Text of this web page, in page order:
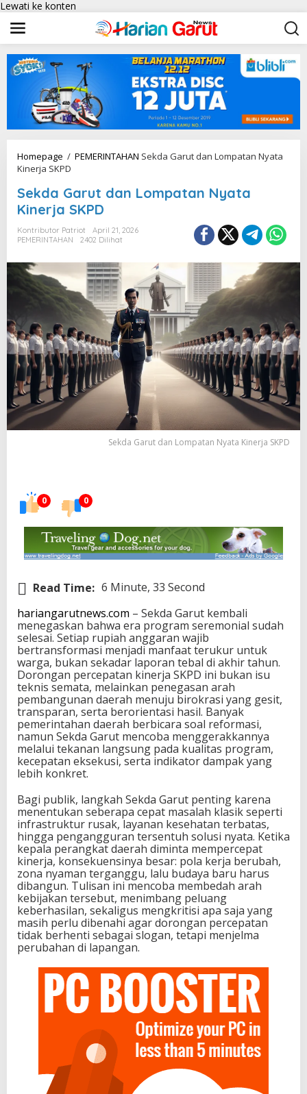
Lewati ke konten
Homepage / PEMERINTAHAN Sekda Garut dan Lompatan Nyata
Kinerja SKPD
Sekda Garut dan Lompatan Nyata
Kinerja SKPD
Kontributor Patriot
April 21, 2026
PEMERINTAHAN
2402 Dilihat
Sekda Garut dan Lompatan Nyata Kinerja SKPD
0 0
Read Time: 6 Minute, 33 Second
hariangarutnews.com – Sekda Garut kembali
menegaskan bahwa era program seremonial sudah
selesai. Setiap rupiah anggaran wajib
bertransformasi menjadi manfaat terukur untuk
warga, bukan sekadar laporan tebal di akhir tahun.
Dorongan percepatan kinerja SKPD ini bukan isu
teknis semata, melainkan penegasan arah
pembangunan daerah menuju birokrasi yang gesit,
transparan, serta berorientasi hasil. Banyak
pemerintahan daerah berbicara soal reformasi,
namun Sekda Garut mencoba menggerakkannya
melalui tekanan langsung pada kualitas program,
kecepatan eksekusi, serta indikator dampak yang
lebih konkret.
Bagi publik, langkah Sekda Garut penting karena
menentukan seberapa cepat masalah klasik seperti
infrastruktur rusak, layanan kesehatan terbatas,
hingga pengangguran tersentuh solusi nyata. Ketika
kepala perangkat daerah diminta mempercepat
kinerja, konsekuensinya besar: pola kerja berubah,
zona nyaman terganggu, lalu budaya baru harus
dibangun. Tulisan ini mencoba membedah arah
kebijakan tersebut, menimbang peluang
keberhasilan, sekaligus mengkritisi apa saja yang
masih perlu dibenahi agar dorongan percepatan
tidak berhenti sebagai slogan, tetapi menjelma
perubahan di lapangan.